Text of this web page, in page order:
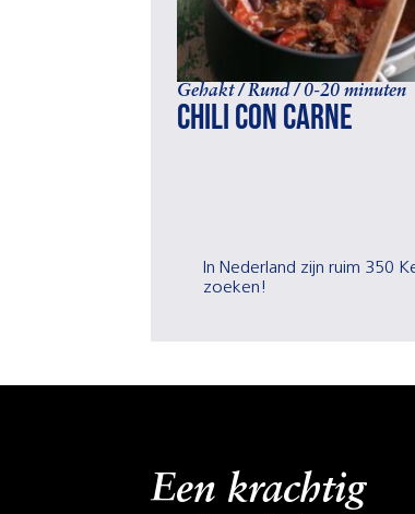
Gehakt / Rund / 0-20 minuten
Chili con carne
In Nederland zijn ruim 350
zoeken!
Een krachtig